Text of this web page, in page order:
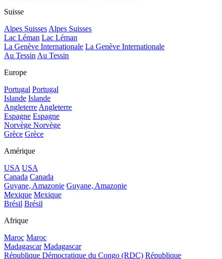
Suisse
Alpes SuissesAlpes Suisses
Lac Léman Lac Léman
La Genève Internationale La Genève Internationale
Au TessinAu Tessin
Europe
Portugal Portugal
Islande Islande
AngleterreAngleterre
Espagne Espagne
Norvège Norvège
Grèce Grèce
Amérique
USA USA
Canada Canada
Guyane, Amazonie Guyane, Amazonie
Mexique Mexique
Brésil Brésil
Afrique
Maroc Maroc
Madagascar Madagascar
République Démocratique du Congo (RDC) République